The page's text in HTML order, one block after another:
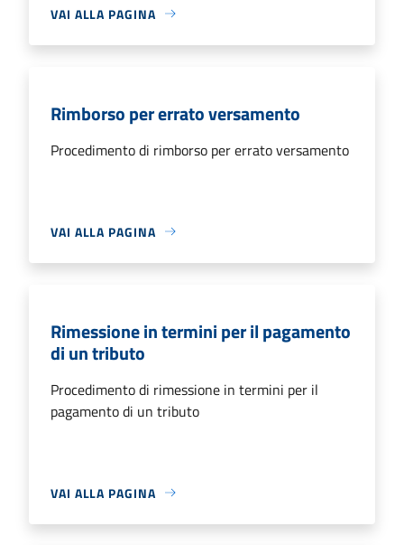
VAI ALLA PAGINA
Rimborso per errato versamento
Procedimento di rimborso per errato versamento
VAI ALLA PAGINA
Rimessione in termini per il pagamento
di un tributo
Procedimento di rimessione in termini per il
pagamento di un tributo
VAI ALLA PAGINA